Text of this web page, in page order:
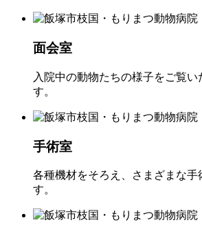
面会室
入院中の動物たちの様子をご覧
す。
手術室
各種機材をそろえ、さまざまな手
す。